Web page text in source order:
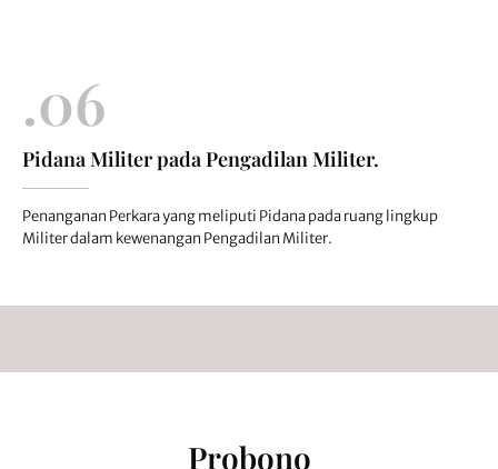
.06
Pidana Militer pada Pengadilan Militer.
Penanganan Perkara yang meliputi Pidana pada ruang lingkup
Militer dalam kewenangan Pengadilan Militer.
Probono